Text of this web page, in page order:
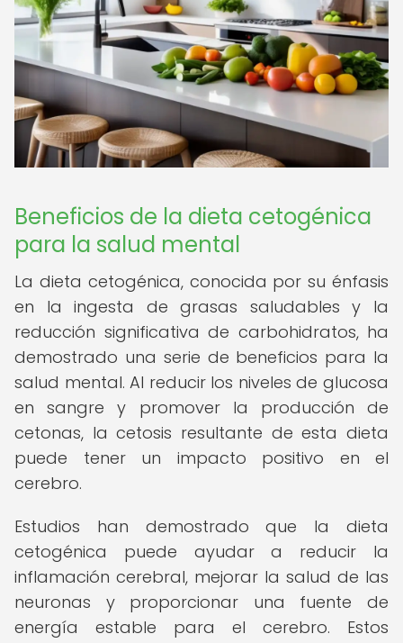
Beneficios de la dieta cetogénica
para la salud mental
La dieta cetogénica, conocida por su énfasis
en la ingesta de grasas saludables y la
reducción significativa de carbohidratos, ha
demostrado una serie de beneficios para la
salud mental. Al reducir los niveles de glucosa
en sangre y promover la producción de
cetonas, la cetosis resultante de esta dieta
puede tener un impacto positivo en el
cerebro.
Estudios han demostrado que la dieta
cetogénica puede ayudar a reducir la
inflamación cerebral, mejorar la salud de las
neuronas y proporcionar una fuente de
energía estable para el cerebro. Estos